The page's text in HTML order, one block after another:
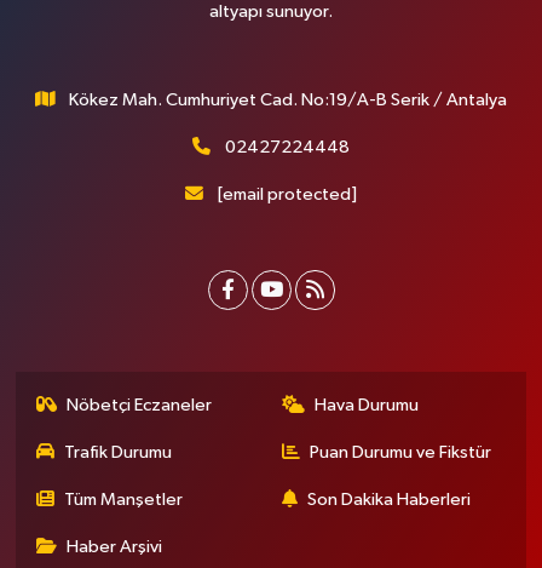
altyapı sunuyor.
Kökez Mah. Cumhuriyet Cad. No:19/A-B Serik / Antalya
02427224448
[email protected]
Nöbetçi Eczaneler Hava Durumu
Trafik Durumu Puan Durumu ve Fikstür
Tüm Manşetler Son Dakika Haberleri
Haber Arşivi